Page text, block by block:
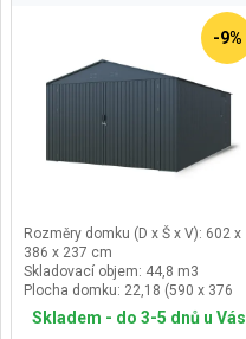
-9%
Rozměry domku (D x Š x V): 602 x
386 x 237 cm
Skladovací objem: 44,8 m3
Plocha domku: 22,18 (590 x 376
cm) m2
Rozměr dveří (V x Š): 197 x 288 cm
Skladem - do 3-5 dnů u Vás